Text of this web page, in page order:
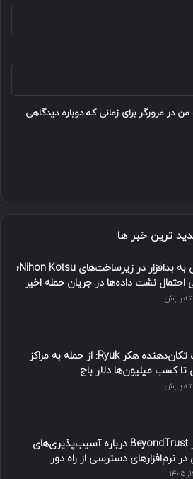
در مرورگر برای زمانی که دوباره دیدگاهی
ترین خبر ها
آلودگی به بدافزار در زیرساخت‌های Nihon Kotsu؛
احتمال نشت داده‌ها در جریان حمله اخیر
اعتراف تکان‌دهنده هکر Ryuk: از حمله به مراکز
تا کسب میلیون‌ها دلار باج
هشدار BeyondTrust درباره آسیب‌پذیری‌های
در نرم‌افزارهای دسترسی از راه دور